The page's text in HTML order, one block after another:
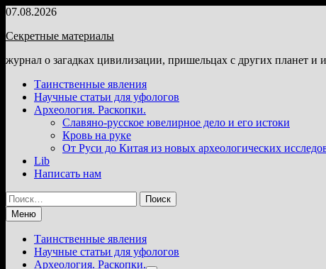
Перейти
содержимому
07.08.2026
Секретные материалы
журнал о загадках цивилизации, пришельцах с других планет
Таинственные явления
Научные статьи для уфологов
Археология. Раскопки.
Славяно-русское ювелирное дело и его истоки
Кровь на руке
От Руси до Китая из новых археологических
Lib
Написать нам
Найти:
Меню
Таинственные явления
Научные статьи для уфологов
Археология. Раскопки.